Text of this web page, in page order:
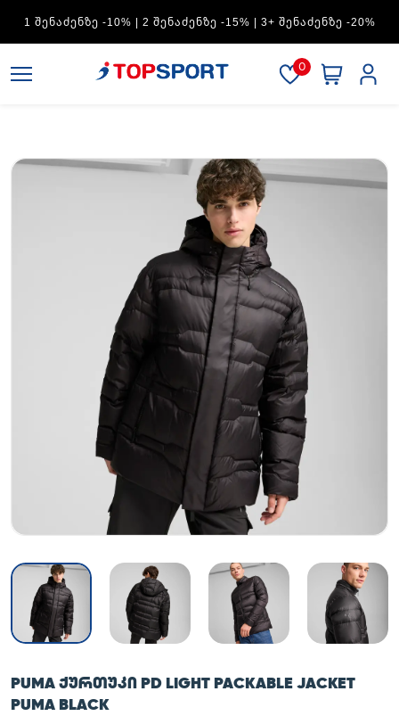
1 ᲨᲔᲜᲐᲫᲔᲜᲖᲔ -10% | 2 ᲨᲔᲜᲐᲫᲔᲜᲖᲔ -15% | 3+ ᲨᲔᲜᲐᲫᲔᲜᲖᲔ -20%
0
PUMA ᲥᲣᲠᲗᲣᲙᲘ PD LIGHT PACKABLE JACKET
PUMA BLACK